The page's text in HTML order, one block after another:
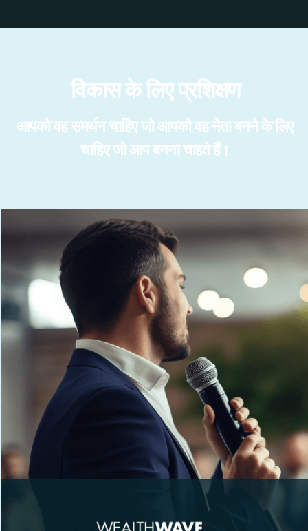
विकास के लिए प्रशिक्षण
आपको वह समर्थन चाहिए जो आपको वह नेता बनने के लिए
चाहिए जो आप बनना चाहते हैं।